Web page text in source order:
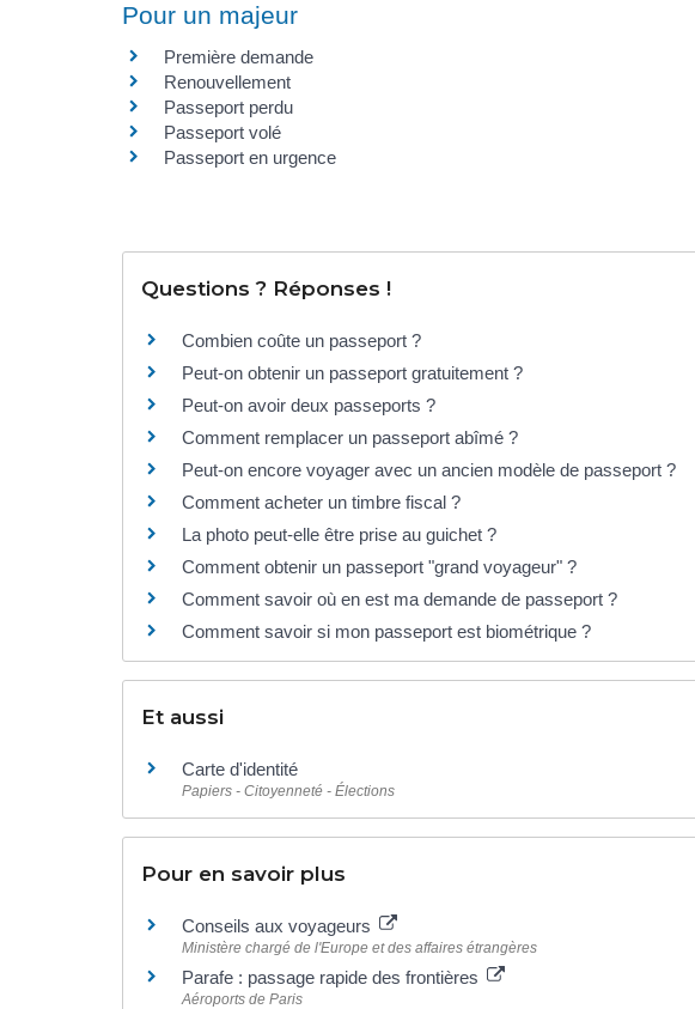
Pour un majeur
Première demande
Renouvellement
Passeport perdu
Passeport volé
Passeport en urgence
Questions ? Réponses !
Combien coûte un passeport ?
Peut-on obtenir un passeport gratuitement ?
Peut-on avoir deux passeports ?
Comment remplacer un passeport abîmé ?
Peut-on encore voyager avec un ancien modèle de passeport ?
Comment acheter un timbre fiscal ?
La photo peut-elle être prise au guichet ?
Comment obtenir un passeport "grand voyageur" ?
Comment savoir où en est ma demande de passeport ?
Comment savoir si mon passeport est biométrique ?
Et aussi
Carte d'identité
Papiers - Citoyenneté - Élections
Pour en savoir plus
Conseils aux voyageurs
Ministère chargé de l'Europe et des affaires étrangères
Parafe : passage rapide des frontières
Aéroports de Paris